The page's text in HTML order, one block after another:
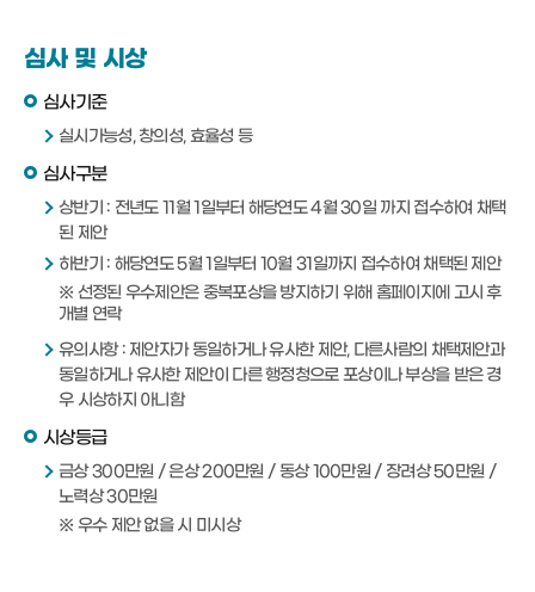
심사 및 시상
심사기준
실시가능성, 창의성, 효율성 등
심사구분
상반기 : 전년도 11월 1일부터 해당연도 4월 30일 까지 접수하여 채택
된 제안
하반기 : 해당연도 5월 1일부터 10월 31일까지 접수하여 채택된 제안
※ 선정된 우수제안은 중복포상을 방지하기 위해 홈페이지에 고시 후
개별 연락
유의사항 : 제안자가 동일하거나 유사한 제안, 다른사람의 채택제안과
동일하거나 유사한 제안이 다른 행정청으로 포상이나 부상을 받은 경
우 시상하지 아니함
시상등급
금상 300만원 / 은상 200만원 / 동상 100만원 / 장려상 50만원 /
노력상 30만원
※ 우수 제안 없을 시 미시상